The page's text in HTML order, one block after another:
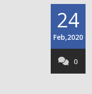
24
Feb,2020
0